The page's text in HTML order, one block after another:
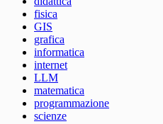
fisica
GIS
grafica
informatica
internet
LLM
matematica
programmazione
scienze